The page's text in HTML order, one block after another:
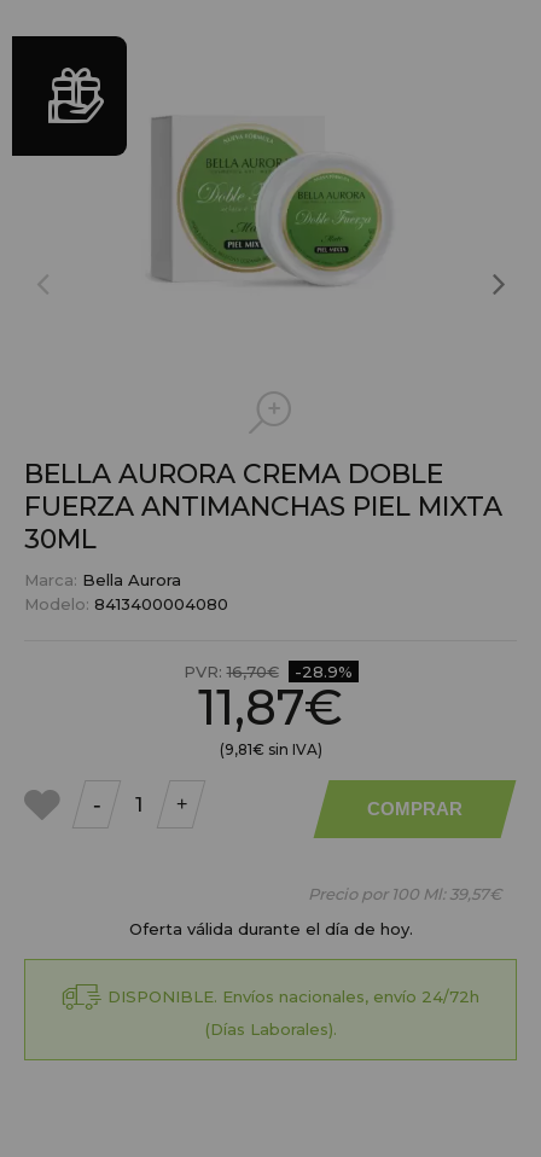
BELLA AURORA CREMA DOBLE
FUERZA ANTIMANCHAS PIEL MIXTA
30ML
Marca: Bella Aurora
Modelo: 8413400004080
PVR:16,70€ -28.9%
11,87€
(9,81€ sin IVA)
- + COMPRAR
Precio por 100 Ml:39,57€
Oferta válida durante el día de hoy.
DISPONIBLE. Envíos nacionales, envío 24/72h
(Días Laborales).